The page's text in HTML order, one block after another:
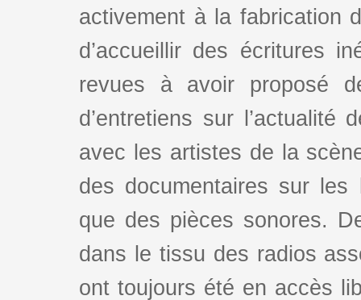
activement à la fabrication
d’accueillir des écritures
revues à avoir proposé
d’entretiens sur l’actualité
avec les artistes de la
des documentaires sur
que des pièces sonores.
dans le tissu des radios
ont toujours été en accès